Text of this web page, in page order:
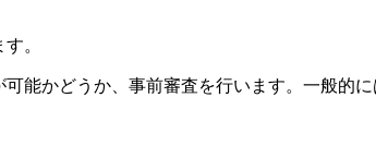
。
能かどうか、事前審査を行います。一般的